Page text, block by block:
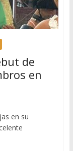
de
en
en su